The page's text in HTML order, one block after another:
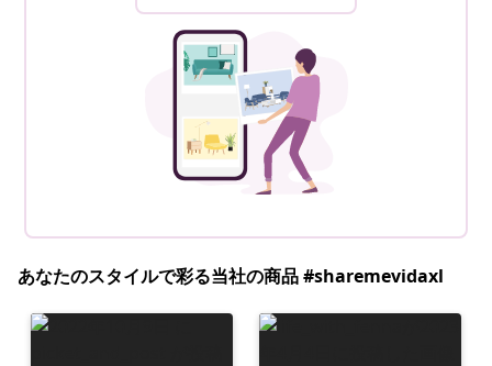
あなたのスタイルで彩る当社の商品 #sharemevidaxl